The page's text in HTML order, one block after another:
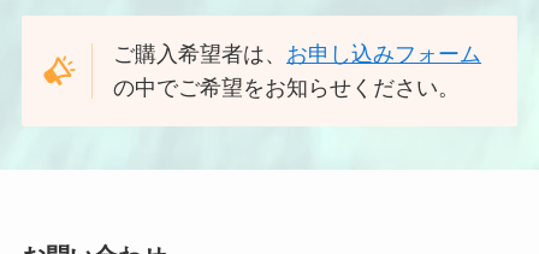
ご購入希望者は、 お申し込みフォーム
の中でご希望をお知らせください。